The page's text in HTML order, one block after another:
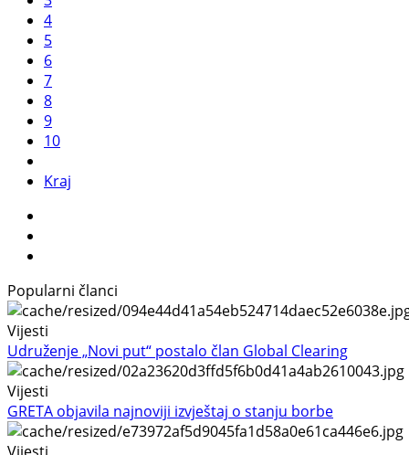
4
5
6
7
8
9
10
Kraj
Popularni članci
Vijesti
Udruženje „Novi put“ postalo član Global Clearing
Vijesti
GRETA objavila najnoviji izvještaj o stanju borbe